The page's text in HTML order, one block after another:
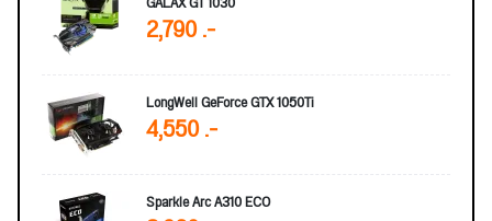
2,790 .-
LongWell GeForce GTX 1050Ti
4,550 .-
Sparkle Arc A310 ECO